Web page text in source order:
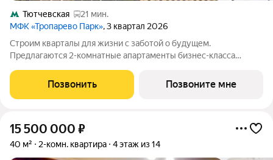
Тютчевская
21 мин.
МФК «Тропарево Парк», 3 квартал 2026
Строим кварталы для жизни с заботой о будущем.
Предлагаются 2-комнатные апартаменты бизнес-класса
этаже, в жилом комплексе "Тропарево Парк".Проект строится
полностью с отделкой, которая
Позвонить Позвоните мне
15 500 000 ₽
40 м² 2-комн. квартира 4 этаж из 14